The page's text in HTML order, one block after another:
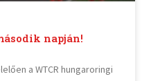
napján!
a WTCR hungaroringi